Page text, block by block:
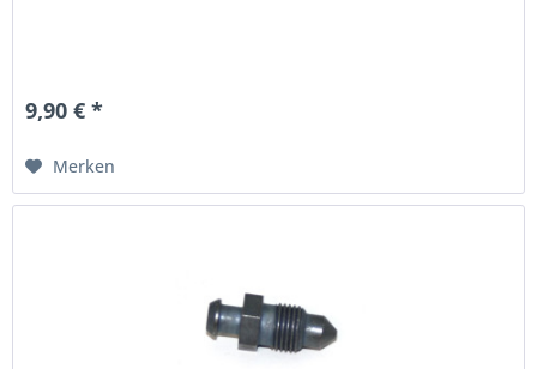
9,90 € *
Merken